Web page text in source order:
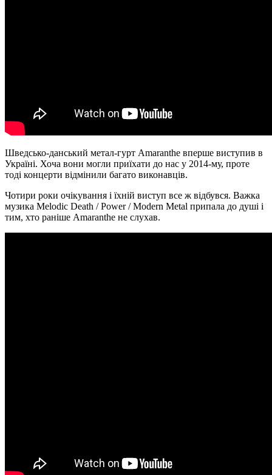
Шведсько-данський метал-гурт Amaranthe вперше виступив в
Україні. Хоча вони могли приїхати до нас у 2014-му, проте
тоді концерти відмінили багато виконавців.
Чотири роки очікування і їхній виступ все ж відбувся. Важка
музика Melodic Death / Power / Modern Metal припала до душі і
тим, хто раніше Amaranthe не слухав.